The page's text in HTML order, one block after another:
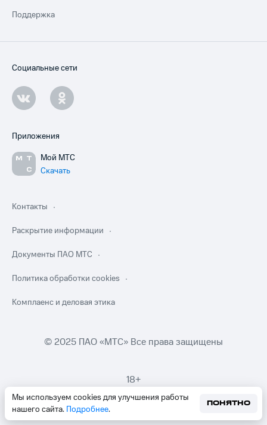
Мы используем cookies для улучшения работы
нашего сайта. Подробнее.
ПОНЯТНО
Поддержка
Социальные сети
Приложения
Мой МТС
Скачать
Контакты
Раскрытие информации
Документы ПАО МТС
Политика обработки cookies
Комплаенс и деловая этика
© 2025 ПАО «МТС» Все права защищены
18+